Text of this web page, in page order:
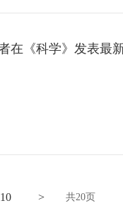
在《科学》发表最
10 > 共20页